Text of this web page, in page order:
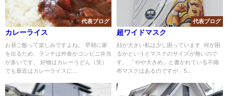
代表ブログ
カレーライス
お昼ご飯って楽しみですよね。 早朝に家
を出るため、ランチは外食かコンビニ弁当
が多いです。 好物はカレーうどん（笑）
でも最近はカレーライスに...
代表ブログ
超ワイドマスク
顔が大きい私は少し困っています 何が困
るかというとマスクのサイズが無いので
す。 「やや大きめ」と書かれている不織
布マスクはあるのですが、5...